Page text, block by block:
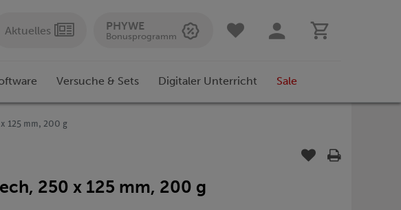
Aktuelles PHYWE
Bonusprogramm
Versuche & Sets Digitaler Unterricht Sale
125 mm, 200 g
250 x 125 mm, 200 g